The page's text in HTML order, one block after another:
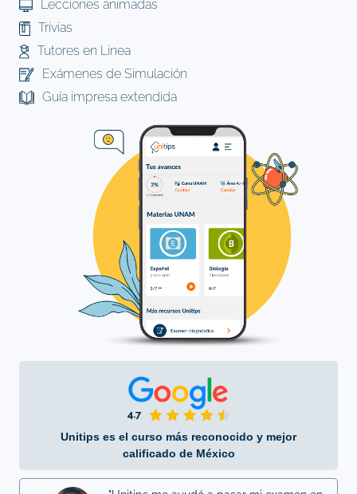
Lecciones animadas
Trivias
Tutores en Linea
Exámenes de Simulación
Guía impresa extendida
Unitips es el curso más reconocido y mejor
calificado de México